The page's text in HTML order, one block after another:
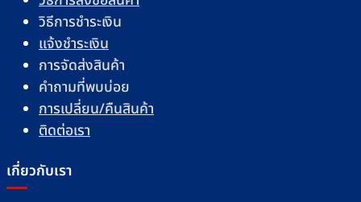
วิธีการชำระเงิน
แจ้งชำระเงิน
การจัดส่งสินค้า
คำถามที่พบบ่อย
การเปลี่ยน/คืนสินค้า
ติดต่อเรา
เกี่ยวกับเรา